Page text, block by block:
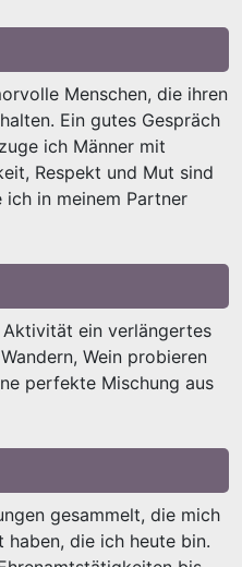
Menschen, die ihren
Ein gutes Gespräch
ich Männer mit
Respekt und Mut sind
in meinem Partner
ein verlängertes
Wein probieren
perfekte Mischung aus
gesammelt, die mich
haben, die ich heute bin.